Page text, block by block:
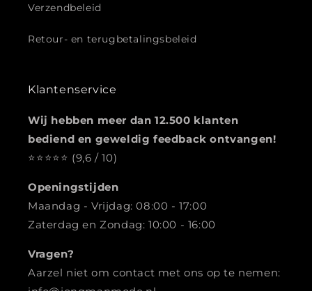
Verzendbeleid
Retour- en terugbetalingsbeleid
Klantenservice
Wij hebben meer dan 12.500 klanten
bediend en geweldig feedback ontvangen!
⭐️️️️️️️️️️️️️️️⭐️⭐️⭐️⭐️ (9,6 / 10)
Openingstijden
Maandag - Vrijdag: 08:00 - 17:00
Zaterdag en Zondag: 10:00 - 16:00
Vragen?
Aarzel niet om contact met ons op te nemen: